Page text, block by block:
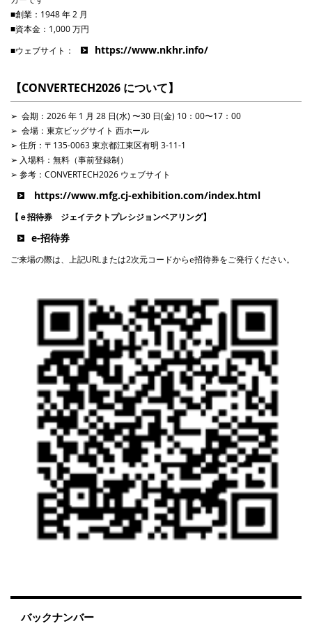
■創業： 1948年2 ⽉
■資本⾦： 1,000万円
■ウェブサイト ： https://www.nkhr.info/
【CONVERTECH2026 について】
➢ 会期 ：2026年 1 ⽉ 28 ⽇(水) 〜30 ⽇(⾦) 10：00〜17：00
➢ 会場 ： 東京ビッグサイト 西ホール
➢ 住所 ： 〒 135-0063東京都江東区有明 3-11-1
➢ ⼊場料 ： 無料（事前登録制）
➢ 参考 ：CONVERTECH2026 ウェブサイト
https://www.mfg.cj-exhibition.com/index.html
【ｅ招待券 ジェイテクトプレシジョンベアリング】
e-招待券
ご来場の際は、上記URLまたは2次元コードからe招待券をご発行ください。
バックナンバー